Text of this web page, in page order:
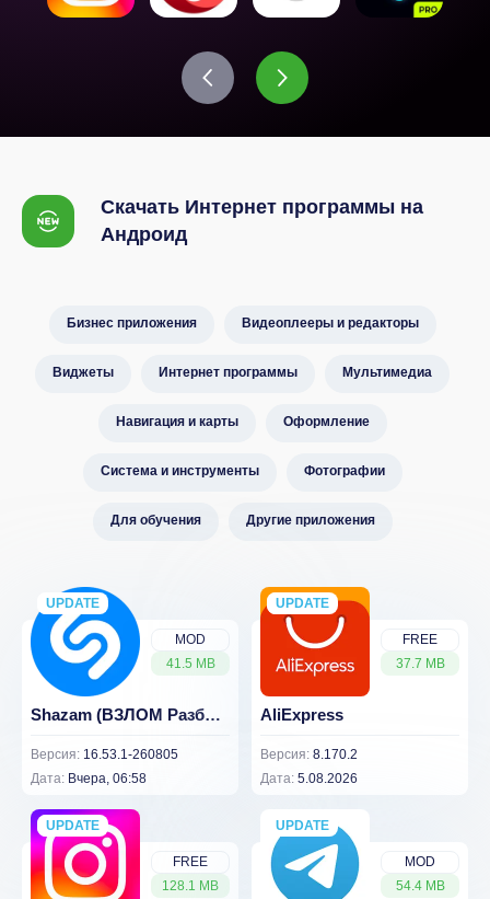
Скачать Интернет программы на
Андроид
Бизнес приложения Видеоплееры и редакторы
Виджеты Интернет программы Мультимедиа
Навигация и карты Оформление
Система и инструменты Фотографии
Для обучения Другие приложения
MOD
41.5 MB
UPDATE
NEW
Shazam (ВЗЛОМ Разблокирован Премиум)
Версия: 16.53.1-260805
Дата: Вчера, 06:58
FREE
37.7 MB
UPDATE
NEW
AliExpress
Версия: 8.170.2
Дата: 5.08.2026
FREE
128.1 MB
UPDATE
NEW
MOD
54.4 MB
UPDATE
NEW